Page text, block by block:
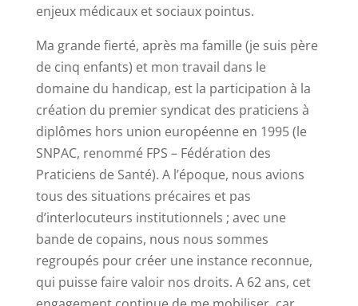
enjeux médicaux et sociaux pointus.
Ma grande fierté, après ma famille (je suis père
de cinq enfants) et mon travail dans le
domaine du handicap, est la participation à la
création du premier syndicat des praticiens à
diplômes hors union européenne en 1995 (le
SNPAC, renommé FPS – Fédération des
Praticiens de Santé). A l’époque, nous avions
tous des situations précaires et pas
d’interlocuteurs institutionnels ; avec une
bande de copains, nous nous sommes
regroupés pour créer une instance reconnue,
qui puisse faire valoir nos droits. A 62 ans, cet